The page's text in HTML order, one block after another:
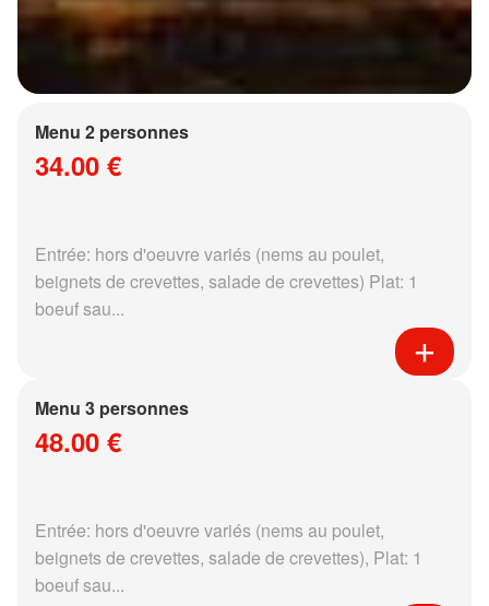
Menu 2 personnes
34.00 €
Entrée: hors d'oeuvre variés (nems au poulet,
beignets de crevettes, salade de crevettes) Plat: 1
boeuf sau...
Menu 3 personnes
48.00 €
Entrée: hors d'oeuvre variés (nems au poulet,
beignets de crevettes, salade de crevettes), Plat: 1
boeuf sau...